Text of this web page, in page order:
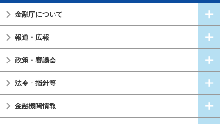
金融庁について
報道・広報
政策・審議会
法令・指針等
金融機関情報